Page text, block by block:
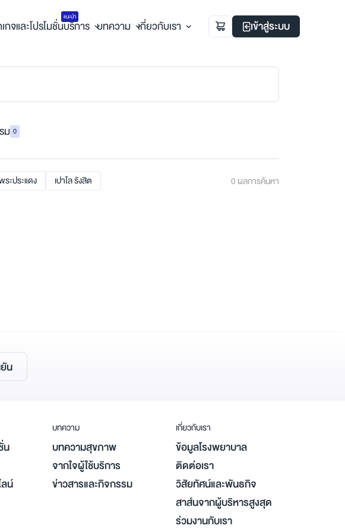
กจและโปรโมชั่น
แนะนำ
บริการ บทความ เกี่ยวกับเรา เข้าสู่ระบบ
ม 0
ระประแดง เปาโล รังสิต 0 ผลการค้นหา
น
น
น์
บทความ
บทความสุขภาพ
จากใจผู้ใช้บริการ
ข่าวสารและกิจกรรม
เกี่ยวกับเรา
ข้อมูลโรงพยาบาล
ติดต่อเรา
วิสัยทัศน์และพันธกิจ
สาส์นจากผู้บริหารสูงสุด
ร่วมงานกับเรา